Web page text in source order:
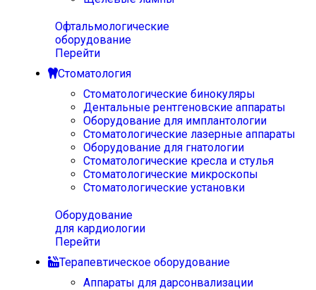
Офтальмологические
оборудование
Перейти
Стоматология
Стоматологические бинокуляры
Дентальные рентгеновские аппараты
Оборудование для имплантологии
Стоматологические лазерные аппараты
Оборудование для гнатологии
Стоматологические кресла и стулья
Стоматологические микроскопы
Стоматологические установки
Оборудование
для кардиологии
Перейти
Терапевтическое оборудование
Аппараты для дарсонвализации